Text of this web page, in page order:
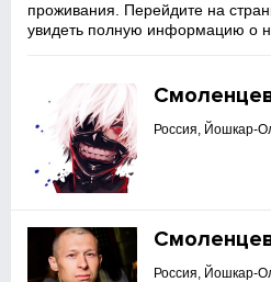
проживания. Перейдите на
увидеть полную информацию о
Россия, Йошкар-
Россия, Йошкар-